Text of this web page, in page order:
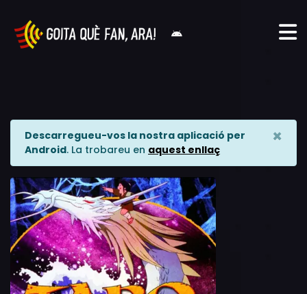
Descarregueu-vos la nostra aplicació per
Android. La trobareu en aquest enllaç
×